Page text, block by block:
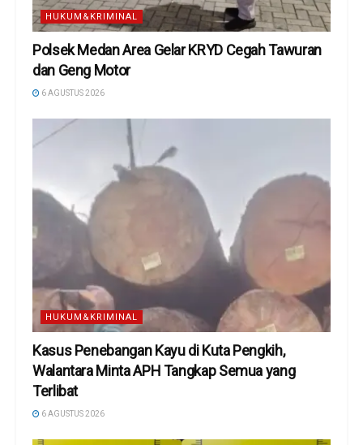
HUKUM&KRIMINAL
Polsek Medan Area Gelar KRYD Cegah Tawuran
dan Geng Motor
6 AGUSTUS 2026
HUKUM&KRIMINAL
Kasus Penebangan Kayu di Kuta Pengkih,
Walantara Minta APH Tangkap Semua yang
Terlibat
6 AGUSTUS 2026